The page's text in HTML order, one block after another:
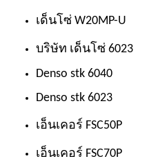
เด็นโซ่ W20MP-U
บริษัท เด็นโซ่ 6023
Denso stk 6040
Denso stk 6023
เอ็นเคอร์ FSC50P
เอ็นเคอร์ FSC70P